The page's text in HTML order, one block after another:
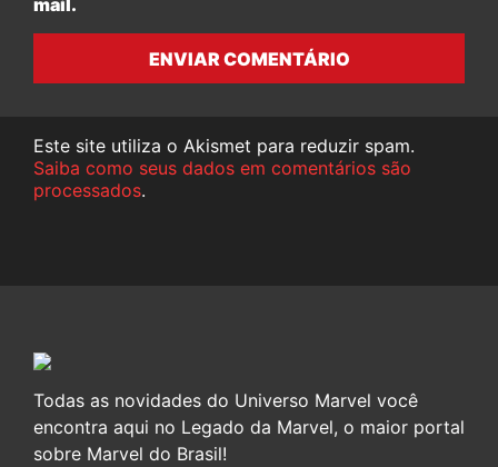
mail.
ENVIAR COMENTÁRIO
Este site utiliza o Akismet para reduzir spam.
Saiba como seus dados em comentários são
processados.
Todas as novidades do Universo Marvel você
encontra aqui no Legado da Marvel, o maior portal
sobre Marvel do Brasil!